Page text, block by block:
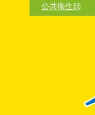
公共衛生師